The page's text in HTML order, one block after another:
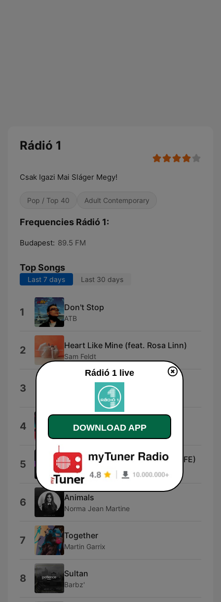
Rádió 1
Csak Igazi Mai Sláger Megy!
Pop / Top 40 Adult Contemporary
Frequencies Rádió 1:
Budapest: 89.5 FM
Top Songs
Last 7 days Last 30 days
1 Don't Stop
ATB
2 Heart Like Mine (feat. Rosa Linn)
Sam Feldt
3 Street Life
Purple Disco Machine
4 Alex Kenji & Federico Scavo
5 SLEEP TONIGHT (THIS IS THE LIFE)
Switch Disco
6 Animals
Norma Jean Martine
7 Together
Martin Garrix
8 Sultan
Barbz'
Rádió 1 live
DOWNLOAD APP